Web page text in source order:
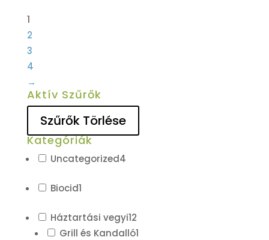
1
2
3
4
→
Aktív Szűrők
Szűrők Törlése
Kategóriák
Uncategorized4
Biocid1
Háztartási vegyi12
Grill és Kandalló1